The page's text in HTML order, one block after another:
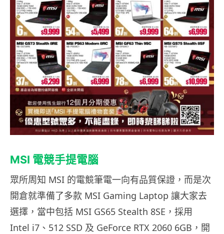
MSI 電競手提電腦
眾所周知 MSI 的電競筆電一向有品質保證，而是次
開倉就準備了多款 MSI Gaming Laptop 讓大家去
選擇，當中包括 MSI GS65 Stealth 8SE，採用
Intel i7、512 SSD 及 GeForce RTX 2060 6GB，開